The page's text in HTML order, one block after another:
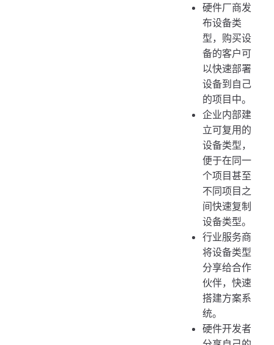
硬件厂商发
布设备类
型，购买设
备的客户可
以快速部署
设备到自己
的项目中。
企业内部建
立可复用的
设备类型，
便于在同一
个项目甚至
不同项目之
间快速复制
设备类型。
行业服务商
将设备类型
分享给合作
伙伴，快速
搭建方案系
统。
硬件开发者